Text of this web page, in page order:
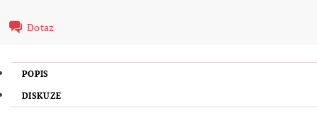
Dotaz
POPIS
DISKUZE